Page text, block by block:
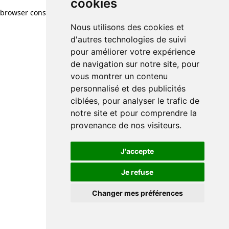
cookies
Nous utilisons des cookies et
d'autres technologies de suivi
pour améliorer votre expérience
de navigation sur notre site, pour
vous montrer un contenu
personnalisé et des publicités
ciblées, pour analyser le trafic de
notre site et pour comprendre la
provenance de nos visiteurs.
J'accepte
Je refuse
Changer mes préférences
cookies
Nous utilisons des cookies et
d'autres technologies de suivi
pour améliorer votre expérience
de navigation sur notre site, pour
vous montrer un contenu
personnalisé et des publicités
ciblées, pour analyser le trafic de
notre site et pour comprendre la
provenance de nos visiteurs.
J'accepte
Je refuse
Changer mes préférences
browser console for more information)